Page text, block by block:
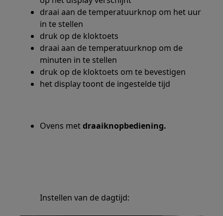
draai aan de temperatuurknop om het uur
in te stellen
druk op de kloktoets
draai aan de temperatuurknop om de
minuten in te stellen
druk op de kloktoets om te bevestigen
het display toont de ingestelde tijd
Ovens metdraaiknopbediening.
Instellen van de dagtijd: